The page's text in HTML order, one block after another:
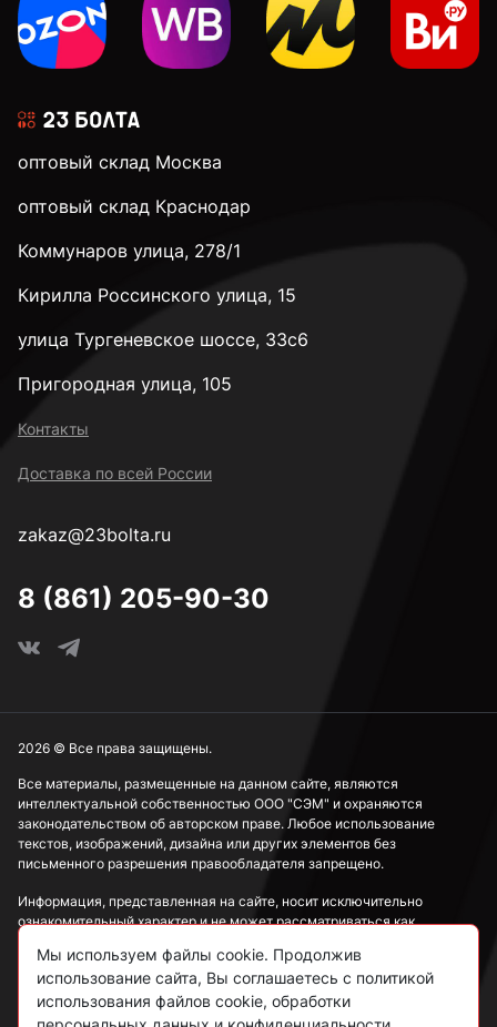
оптовый склад Москва
оптовый склад Краснодар
Коммунаров улица, 278/1
Кирилла Россинского улица, 15
улица Тургеневское шоссе, 33с6
Пригородная улица, 105
Контакты
Доставка по всей России
zakaz@23bolta.ru
8 (861) 205-90-30
Все материалы, размещенные на данном сайте, являются
интеллектуальной собственностью ООО "СЭМ" и охраняются
законодательством об авторском праве. Любое использование
текстов, изображений, дизайна или других элементов без
письменного разрешения правообладателя запрещено.
Информация, представленная на сайте, носит исключительно
ознакомительный характер и не может рассматриваться как
Политика конфиденциальности
2026 © Все права защищены.
Мы используем файлы cookie. Продолжив
использование сайта, Вы соглашаетесь с политикой
использования файлов cookie, обработки